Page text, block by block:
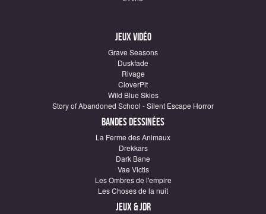
Jeux vidéo
Grave Seasons
Duskfade
Rivage
CloverPit
Wild Blue Skies
Story of Abandoned School - Silent Escape Horror
Bandes dessinées
La Ferme des Animaux
Drekkars
Dark Bane
Vae Victis
Les Ombres de l'empire
Les Choses de la nuit
Jeux & JDR